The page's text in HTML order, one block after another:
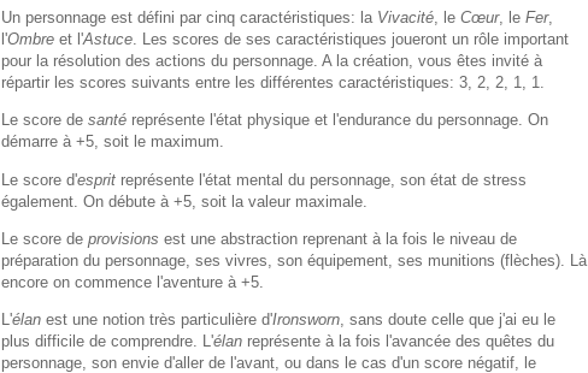
Un personnage est défini par cinq caractéristiques: la Vivacité, le Cœur, le Fer,
l'Ombre et l'Astuce. Les scores de ses caractéristiques joueront un rôle important
pour la résolution des actions du personnage. A la création, vous êtes invité à
répartir les scores suivants entre les différentes caractéristiques: 3, 2, 2, 1, 1.
Le score de santé représente l'état physique et l'endurance du personnage. On
démarre à +5, soit le maximum.
Le score d'esprit représente l'état mental du personnage, son état de stress
également. On débute à +5, soit la valeur maximale.
Le score de provisions est une abstraction reprenant à la fois le niveau de
préparation du personnage, ses vivres, son équipement, ses munitions (flèches). Là
encore on commence l'aventure à +5.
L'élan est une notion très particulière d'Ironsworn , sans doute celle que j'ai eu le
plus difficile de comprendre. L'élan représente à la fois l'avancée des quêtes du
personnage, son envie d'aller de l'avant, ou dans le cas d'un score négatif, le